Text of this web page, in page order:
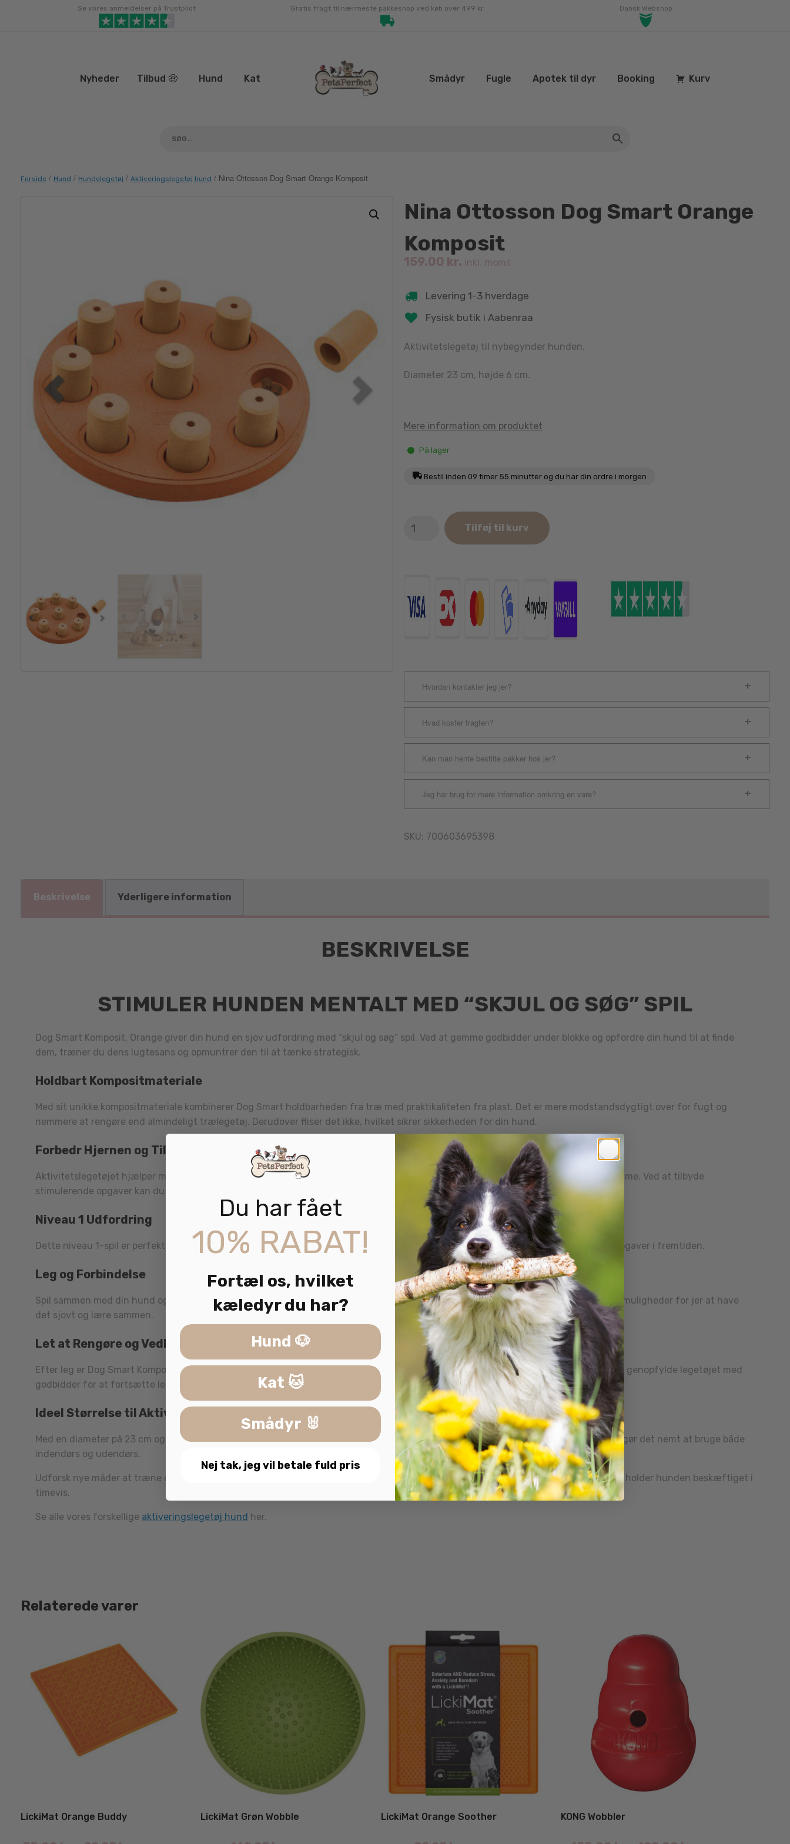
Se vores anmeldelser på Trustpilot Gratis fragt til nærmeste pakkeshop ved køb over 499 kr. Dansk Webshop
Nyheder Tilbud 🤑 Hund Kat Smådyr Fugle Apotek til dyr Booking Kurv
Forside / Hund / Hundelegetøj / Aktiveringslegetøj hund / Nina Ottosson Dog Smart Orange Komposit
Nina Ottosson Dog Smart Orange
Komposit
159.00 kr. inkl. moms
Levering 1-3 hverdage
Fysisk butik i Aabenraa
Aktivitetslegetøj til nybegynder hunden.
Diameter 23 cm, højde 6 cm.
Mere information om produktet
På lager
Bestil inden 09 timer 55 minutter og du har din ordre i morgen
Ottosson
Tilføj til kurv
Hvordan kontakter jeg jer?
Hvad koster fragten?
Kan man hente bestilte pakker hos jer?
Jeg har brug for mere information omkring en vare?
SKU: 700603695398
Beskrivelse Yderligere information
BESKRIVELSE
STIMULER HUNDEN MENTALT MED “SKJUL OG SØG” SPIL
Dog Smart Komposit, Orange giver din hund en sjov udfordring med “skjul og søg” spil. Ved at gemme godbidder under blokke og opfordre din hund til at finde
dem, træner du dens lugtesans og opmuntrer den til at tænke strategisk.
Holdbart Kompositmateriale
Med sit unikke kompositmateriale kombinerer Dog Smart holdbarheden fra træ med praktikaliteten fra plast. Det er mere modstandsdygtigt over for fugt og
nemmere at rengøre end almindeligt trælegetøj. Derudover fliser det ikke, hvilket sikrer sikkerheden for din hund.
Forbedr Hjernen og Tilfredsstil Trangen til Aktivitet
Aktivitetslegetøjet hjælper med at beskæftige din hund mentalt, hvilket er særligt vigtigt for hunde, der tilbringer tid alene derhjemme. Ved at tilbyde
stimulerende opgaver kan du hjælpe med at mindske kedsomhed og destruktiv adfærd.
Niveau 1 Udfordring
Dette niveau 1-spil er perfekt til at introducere din hund til puslespil. Det skaber interesse og forbereder den på mere udfordrende opgaver i fremtiden.
Leg og Forbindelse
Spil sammen med din hund og styrk jeres forbindelse gennem leg. Nina Ottosson Dog Puzzle Games er mere end bare legetøj – de er muligheder for jer at have
det sjovt og lære sammen.
Let at Rengøre og Vedligeholde
Efter leg er Dog Smart Komposit, Orange nemt at rengøre. Brug varmt vand og mildt rengøringsmiddel, og skyl grundigt. Du kan også genopfylde legetøjet med
godbidder for at fortsætte legen.
Ideel Størrelse til Aktivitet
Med en diameter på 23 cm og en højde på 6 cm er Dog Smart Komposit ideel til aktive hunde i alle størrelser. Dets kompakte størrelse gør det nemt at bruge både
indendørs og udendørs.
Udforsk nye måder at træne og underholde din hund med Dog Smart Komposit i orange. Aktivitetslegetøjet, der stimulerer sinnet og holder hunden beskæftiget i
timevis.
Se alle vores forskellige aktiveringslegetøj hund her.
Relaterede varer
LickiMat Orange Buddy LickiMat Grøn Wobble LickiMat Orange Soother KONG Wobbler
Du har fået
10% RABAT!
Fortæl os, hvilket
kæledyr du har?
Hund 🐶
Kat 🐱
Smådyr 🐰
Nej tak, jeg vil betale fuld pris